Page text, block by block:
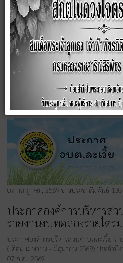
ข่าวประชาสัมพันธ์
07 กรกฎาคม, 2569 ข่าวประชาสัมพันธ์ 138
ประกาศองค์การบริหารส่ว
รายงานงบทดลองรายไตร
ประกาศองค์การบริหารส่วนตำบลละเวี้ย ร
(เดือน เมษายน - มิถุนายน 2569) ประจำปี
07 ก.ค., 2569